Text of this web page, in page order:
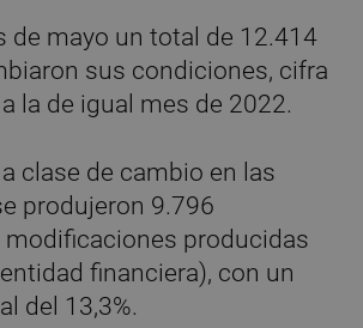
de mayo un total de 12.414
sus condiciones, cifra
la de igual mes de 2022.
clase de cambio en las
produjeron 9.796
modificaciones producidas
financiera), con un
del 13,3%.